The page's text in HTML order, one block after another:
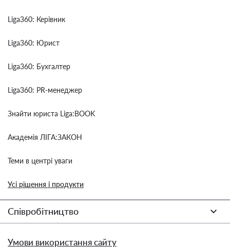
Liga360: Керівник
Liga360: Юрист
Liga360: Бухгалтер
Liga360: PR-менеджер
Знайти юриста Liga:BOOK
Академія ЛІГА:ЗАКОН
Теми в центрі уваги
Усі рішення і продукти
Співробітництво
Умови використання сайту